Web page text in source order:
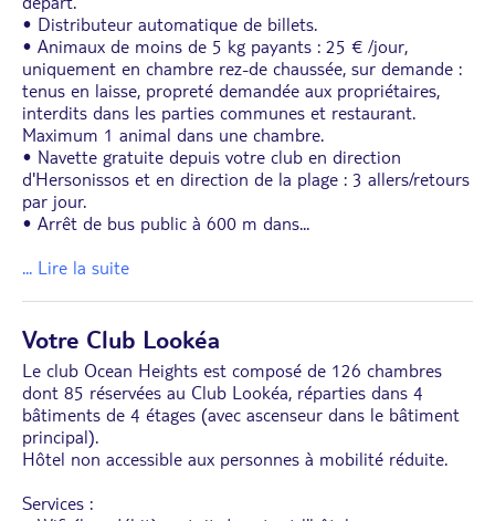
• Distributeur automatique de billets.
• Animaux de moins de 5 kg payants : 25 € /jour,
uniquement en chambre rez-de chaussée, sur demande :
tenus en laisse, propreté demandée aux propriétaires,
interdits dans les parties communes et restaurant.
Maximum 1 animal dans une chambre.
• Navette gratuite depuis votre club en direction
d'Hersonissos et en direction de la plage : 3 allers/retours
par jour.
• Arrêt de bus public à 600 m dans...
... Lire la suite
Votre Club Lookéa
Le club Ocean Heights est composé de 126 chambres
dont 85 réservées au Club Lookéa, réparties dans 4
bâtiments de 4 étages (avec ascenseur dans le bâtiment
principal).
Hôtel non accessible aux personnes à mobilité réduite.
Services :